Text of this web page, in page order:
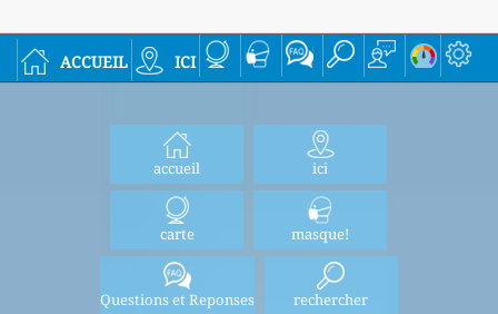
accueil ici
accueil ici
carte masque!
Questions et Reponses rechercher